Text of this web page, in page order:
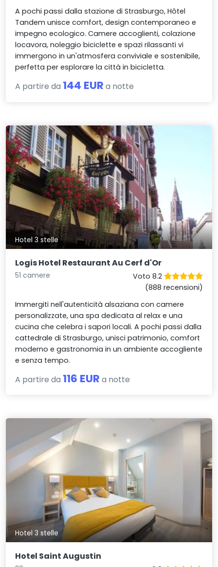
A pochi passi dalla stazione di Strasburgo, Hôtel
Tandem unisce comfort, design contemporaneo e
impegno ecologico. Camere accoglienti, colazione
locavora, noleggio biciclette e spazi rilassanti vi
immergono in un'atmosfera conviviale e sostenibile,
perfetta per esplorare la città in bicicletta.
A partire da 144 EUR a notte
Hotel 3 stelle
Logis Hotel Restaurant Au Cerf d'Or
51 camere
Voto 8.2
(888 recensioni)
Immergiti nell'autenticità alsaziana con camere
personalizzate, una spa dedicata al relax e una
cucina che celebra i sapori locali. A pochi passi dalla
cattedrale di Strasburgo, unisci patrimonio, comfort
moderno e gastronomia in un ambiente accogliente
e senza tempo.
A partire da 116 EUR a notte
Hotel 3 stelle
Hotel Saint Augustin